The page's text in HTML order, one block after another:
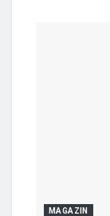
MAGAZIN